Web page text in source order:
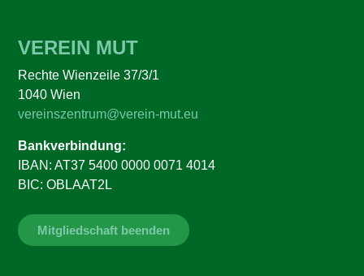
VEREIN MUT
Rechte Wienzeile 37/3/1
1040 Wien
vereinszentrum@verein-mut.eu
Bankverbindung:
IBAN: AT37 5400 0000 0071 4014
BIC: OBLAAT2L
Mitgliedschaft beenden